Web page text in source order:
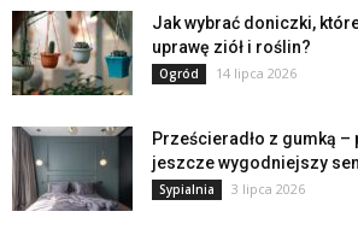
Jak wybrać doniczki,
uprawę ziół i roślin?
Ogród 14 lipca 2026
Prześcieradło z gumką
jeszcze wygodniejszy sen
Sypialnia 3 lipca 2026